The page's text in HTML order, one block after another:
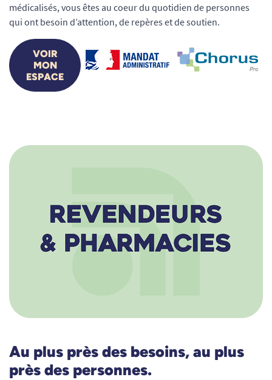
médicalisés, vous êtes au coeur du quotidien de personnes
qui ont besoin d’attention, de repères et de soutien.
VOIR
MON
ESPACE
Au plus près des besoins, au plus
près des personnes.